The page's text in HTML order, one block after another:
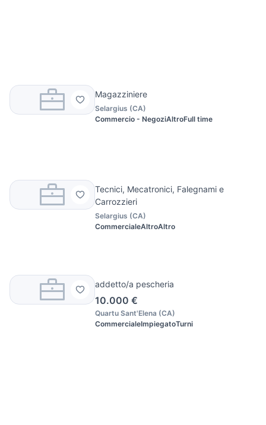
Magazziniere
Selargius (CA)
Commercio - NegoziAltroFull time
Tecnici, Mecatronici, Falegnami e
Carrozzieri
Selargius (CA)
CommercialeAltroAltro
addetto/a pescheria
10.000 €
Quartu Sant'Elena (CA)
CommercialeImpiegatoTurni